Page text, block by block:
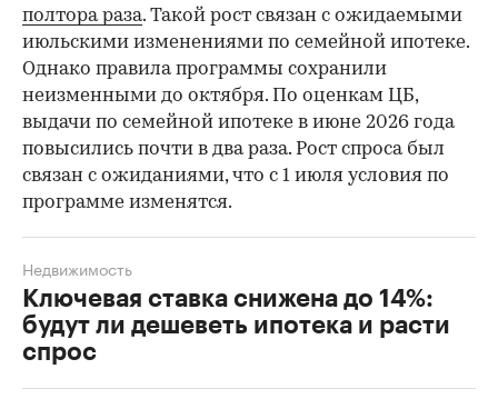
полтора раза. Такой рост связан с ожидаемыми
июльскими изменениями по семейной ипотеке.
Однако правила программы сохранили
неизменными до октября. По оценкам ЦБ,
выдачи по семейной ипотеке в июне 2026 года
повысились почти в два раза. Рост спроса был
связан с ожиданиями, что с 1 июля условия по
программе изменятся.
Ключевая ставка снижена до 14%:
будут ли дешеветь ипотека и расти
спрос
Недвижимость